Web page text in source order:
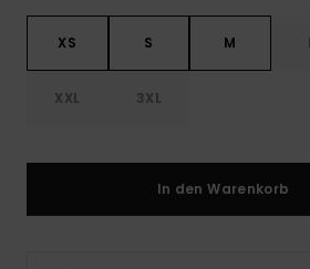
XS S M
XXL 3XL
In den Warenkorb